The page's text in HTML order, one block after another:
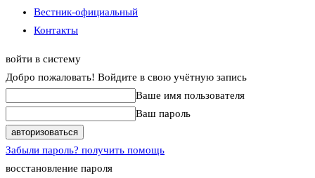
Вестник-официальный
Контакты
войти в систему
Добро пожаловать! Войдите в свою учётную запись
Ваше имя пользователя
Ваш пароль
Забыли пароль? получить помощь
восстановление пароля